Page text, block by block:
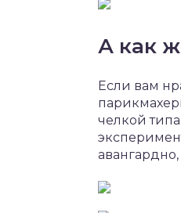
А как
Если вам
челкой